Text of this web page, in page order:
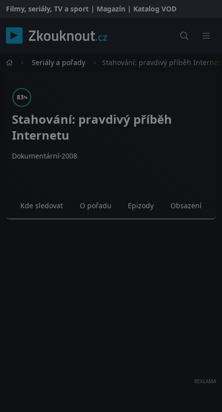
Filmy, seriály, TV a sport | Magazín | Katalog VOD
Seriály a pořady Stahování: pravdivý příběh
83%
Stahování: pravdivý příběh
Internetu
Dokumentární 2008
Kde sledovat O pořadu Epizody Obsazení
REKLAMA